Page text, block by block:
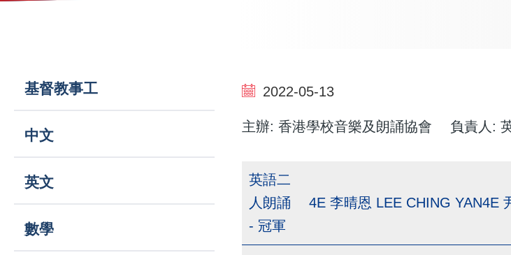
結2022-05-13
主辦: 香港學校音樂及朗誦協會 負責人:
英語二
人朗誦
- 冠軍
4E 李晴恩 LEE CHING YAN4E
Main
navigation
基督教事工
中文
英文
數學